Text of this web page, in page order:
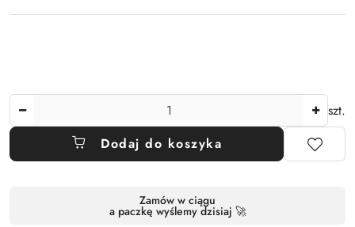
szt.
Dodaj do koszyka
Zamów w ciągu
a paczkę wyślemy dzisiaj 🚀